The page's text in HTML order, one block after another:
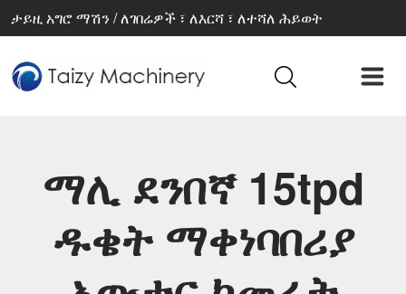
ታይዚ አግሮ ማሽን / ለገበሬዎች ፣ ለእርሻ ፣ ለተሻለ ሕይወት
ማሊ ደንበኛ 15tpd
ዱቄት ማቀነባበሪያ